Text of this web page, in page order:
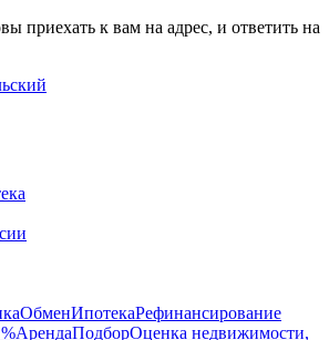
приехать к вам на адрес, и ответить на
ОбменИпотекаРефинансирование
АрендаПодборОценка недвижимости,